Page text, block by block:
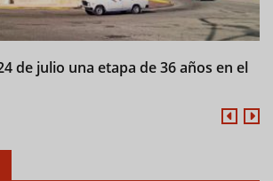
de julio una etapa de 36 años en el